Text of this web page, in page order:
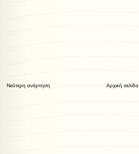
Νεότερη ανάρτηση Αρχική σελίδα